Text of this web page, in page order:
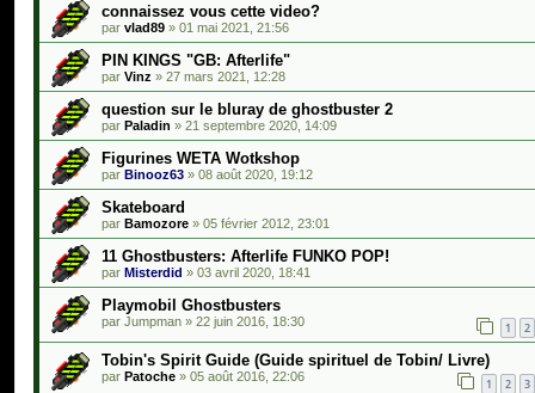
connaissez vous cette video?
par vlad89 » 01 mai 2021, 21:56
PIN KINGS "GB: Afterlife"
par Vinz » 27 mars 2021, 12:28
question sur le bluray de ghostbuster 2
par Paladin » 21 septembre 2020, 14:09
Figurines WETA Wotkshop
par Binooz63 » 08 août 2020, 19:12
Skateboard
par Bamozore » 05 février 2012, 23:01
11 Ghostbusters: Afterlife FUNKO POP!
par Misterdid » 03 avril 2020, 18:41
Playmobil Ghostbusters
par Jumpman » 22 juin 2016, 18:30 1 2
Tobin's Spirit Guide (Guide spirituel de Tobin/ Livre)
par Patoche » 05 août 2016, 22:06 1 2 3